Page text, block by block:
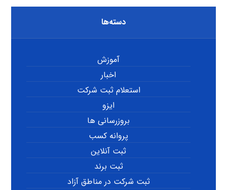
دسته‌ها
آموزش
اخبار
استعلام ثبت شرکت
ایزو
بروزرسانی ها
پروانه کسب
ثبت آنلاین
ثبت برند
ثبت شرکت در مناطق آزاد